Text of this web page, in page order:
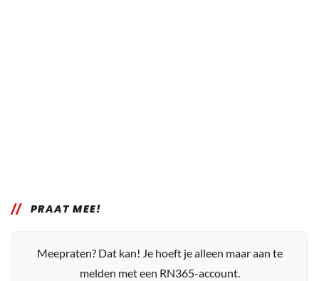
PRAAT MEE!
Meepraten? Dat kan! Je hoeft je alleen maar aan te
melden met een RN365-account.